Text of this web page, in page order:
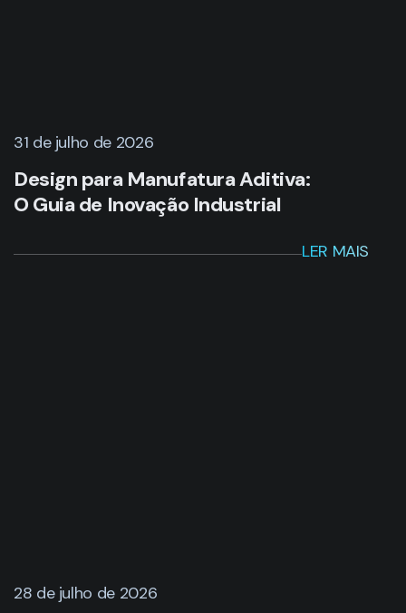
31 de julho de 2026
Design para Manufatura Aditiva:
O Guia de Inovação Industrial
LER MAIS
28 de julho de 2026